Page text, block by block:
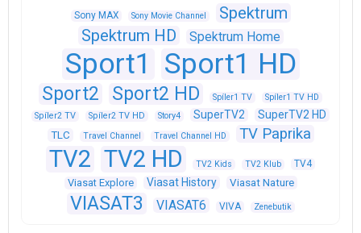
Sony MAX Sony Movie Channel
Spektrum
Spektrum HD
Spektrum Home
Sport1 Sport1 HD
Sport2 Sport2 HD Spíler1 TV
Spíler1 TV HD
Spíler2 TV
Spíler2 TV HD Story4 SuperTV2 SuperTV2 HD
TLC Travel Channel Travel Channel HD TV Paprika
TV2 TV2 HD TV2 Kids TV2 Klub TV4
Viasat Explore Viasat History Viasat Nature
VIASAT3 VIASAT6 VIVA Zenebutik